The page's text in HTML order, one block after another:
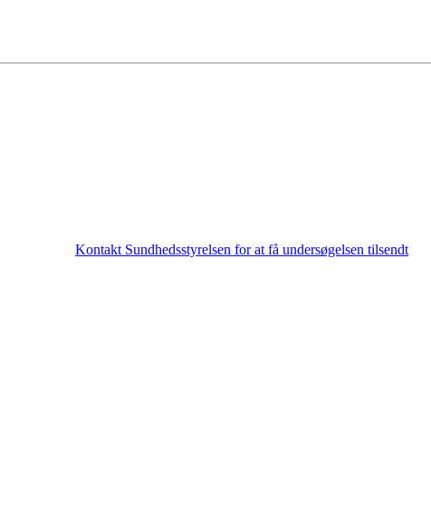
Kontakt Sundhedsstyrelsen for at få undersøgelsen tilsendt